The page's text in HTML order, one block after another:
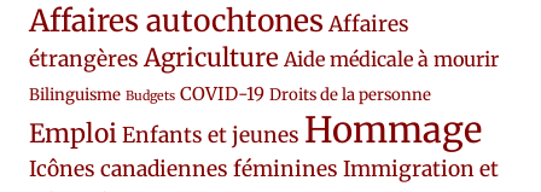
Affaires autochtones Affaires
étrangères Agriculture Aide médicale à mourir
Bilinguisme Budgets COVID-19 Droits de la personne
EmploiEnfants et jeunes Hommage
Icônes canadiennes féminines Immigration et